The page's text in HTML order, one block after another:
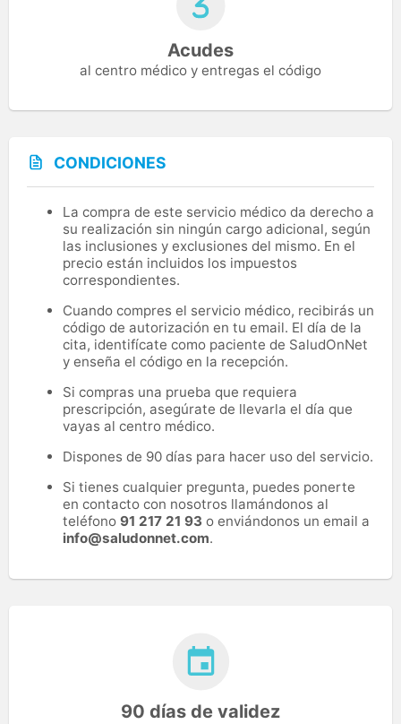
Acudes
al centro médico y entregas el código
CONDICIONES
La compra de este servicio médico da derecho a
su realización sin ningún cargo adicional, según
las inclusiones y exclusiones del mismo. En el
precio están incluidos los impuestos
correspondientes.
Cuando compres el servicio médico, recibirás un
código de autorización en tu email. El día de la
cita, identifícate como paciente de SaludOnNet
y enseña el código en la recepción.
Si compras una prueba que requiera
prescripción, asegúrate de llevarla el día que
vayas al centro médico.
Dispones de 90 días para hacer uso del servicio.
Si tienes cualquier pregunta, puedes ponerte
en contacto con nosotros llamándonos al
teléfono 91 217 21 93 o enviándonos un email a
info@saludonnet.com.
90 días de validez